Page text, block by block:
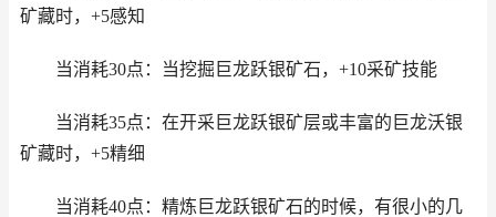
矿藏时，+5感知
当消耗30点：当挖掘巨龙跃银矿石，+10采矿技能
当消耗35点：在开采巨龙跃银矿层或丰富的巨龙沃银
矿藏时，+5精细
当消耗40点：精炼巨龙跃银矿石的时候，有很小的几